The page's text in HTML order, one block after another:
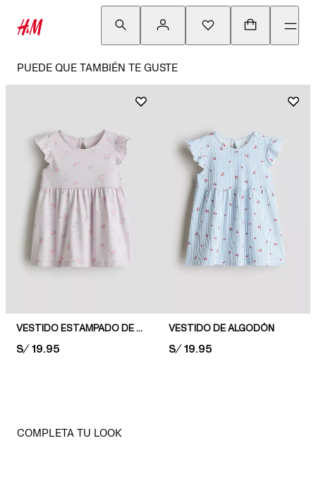
PUEDE QUE TAMBIÉN TE GUSTE
VESTIDO ESTAMPADO DE ALGODÓN
PRICE:
S/ 19.95
VESTIDO DE ALGODÓN
PRICE:
S/ 19.95
COMPLETA TU LOOK